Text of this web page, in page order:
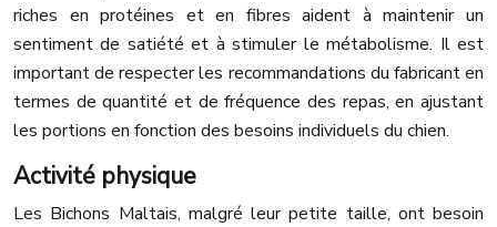
riches en protéines et en fibres aident à maintenir un
sentiment de satiété et à stimuler le métabolisme. Il est
important de respecter les recommandations du fabricant en
termes de quantité et de fréquence des repas, en ajustant
les portions en fonction des besoins individuels du chien.
Activité physique
Les Bichons Maltais, malgré leur petite taille, ont besoin